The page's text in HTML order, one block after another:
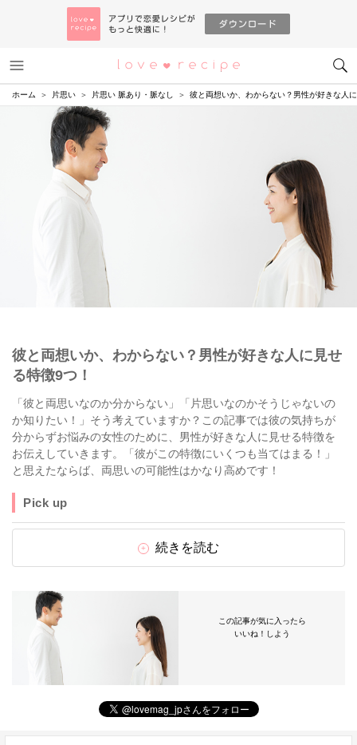
恋愛レシピ
ホーム 片思い 片思い 脈あり・脈なし 彼と両想いか、わからない？男性が好きな人
彼と両想いか、わからない？男性が好きな人に見せ
る特徴9つ！
「彼と両思いなのか分からない」「片思いなのかそうじゃないの
か知りたい！」そう考えていますか？この記事では彼の気持ちが
分からずお悩みの女性のために、男性が好きな人に見せる特徴を
お伝えしていきます。「彼がこの特徴にいくつも当てはまる！」
と思えたならば、両思いの可能性はかなり高めです！
Pick up
続きを読む
この記事が気に入ったら
いいね！しよう